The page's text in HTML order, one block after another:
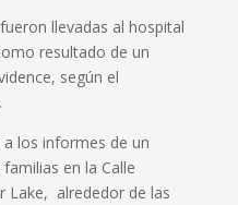
llevadas al hospital
resultado de un
según el
los informes de un
en la Calle
Lake, alrededor de las